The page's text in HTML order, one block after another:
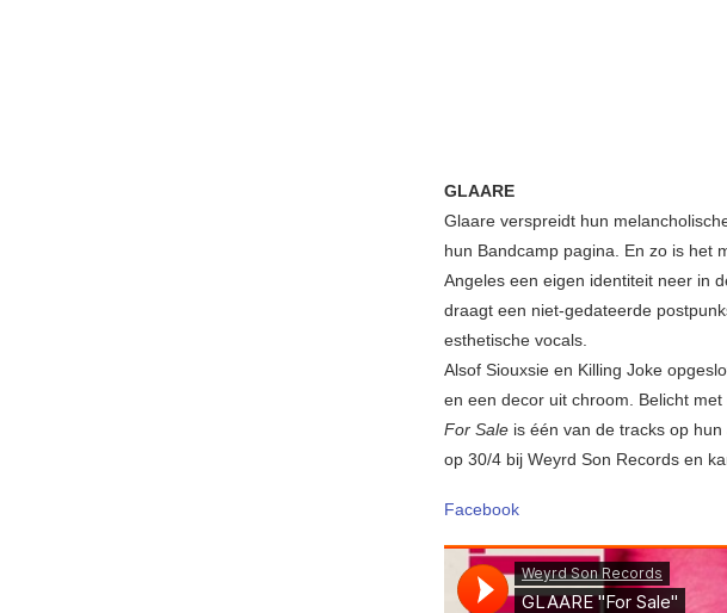
GLAARE
Glaare verspreidt hun
hun Bandcamp pagina. En zo is het
Angeles een eigen identiteit neer in
draagt een niet-gedateerde
esthetische vocals.
Alsof Siouxsie en Killing Joke
en een decor uit chroom. Belicht
For Sale is één van de tracks op
op 30/4 bij Weyrd Son Records en
Facebook